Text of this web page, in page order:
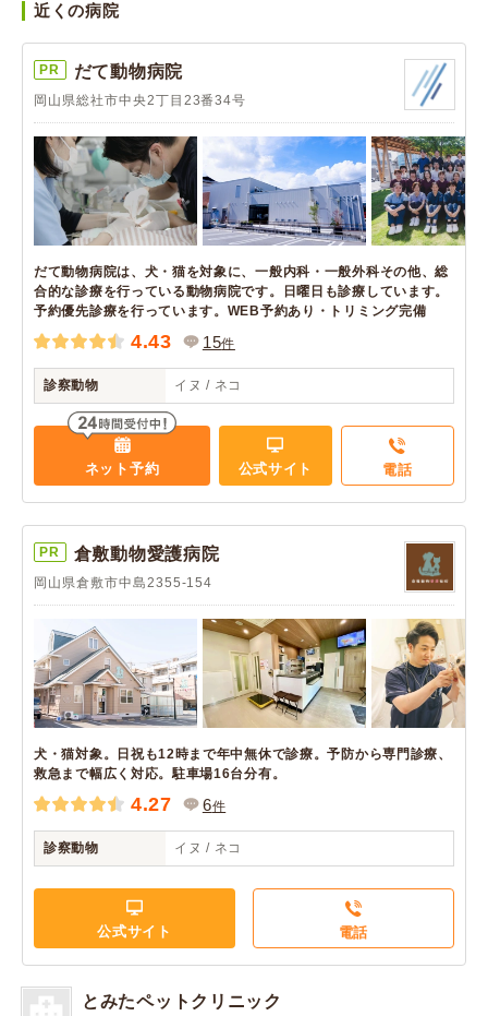
近くの病院
PR だて動物病院
岡山県総社市中央2丁目23番34号
だて動物病院は、犬・猫を対象に、一般内科・一般外科その他、総
合的な診療を行っている動物病院です。日曜日も診療しています。
予約優先診療を行っています。WEB予約あり・トリミング完備
4.43 15件
診察動物 イヌ / ネコ
ネット予約 公式サイト 電話
PR 倉敷動物愛護病院
岡山県倉敷市中島2355-154
犬・猫対象。日祝も12時まで年中無休で診療。予防から専門診療、
救急まで幅広く対応。駐車場16台分有。
4.27 6件
診察動物 イヌ / ネコ
公式サイト 電話
とみたペットクリニック